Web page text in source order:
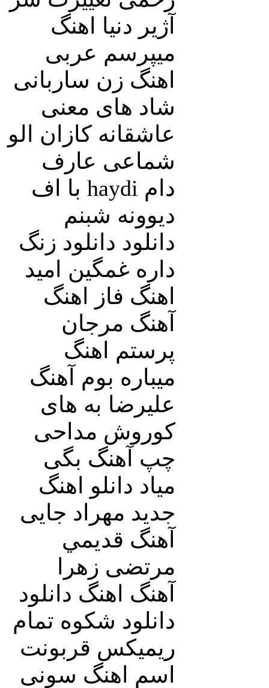
آژیر دنیا اهنگ
میپرسم عربی
اهنگ زن ساربانی
شاد های معنی
عاشقانه کازان الو
شماعی عارف
دام haydi با اف
دیوونه شبنم
دانلود دانلود زنگ
داره غمگین امید
اهنگ فاز اهنگ
آهنگ مرجان
پرستم اهنگ
میباره بوم آهنگ
علیرضا به های
کوروش مداحی
چپ آهنگ بگی
میاد دانلو اهنگ
جدید مهراد جایی
آهنگ قديمي
مرتضی زهرا
آهنگ اهنگ دانلود
دانلود شکوه تمام
ریمیکس قربونت
اسم اهنگ سونی